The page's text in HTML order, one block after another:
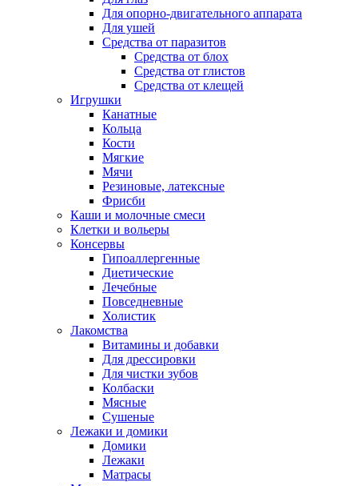
Для опорно-двигательного аппарата
Для ушей
Средства от паразитов
Средства от блох
Средства от глистов
Средства от клещей
Игрушки
Канатные
Кольца
Кости
Мягкие
Мячи
Резиновые, латексные
Фрисби
Каши и молочные смеси
Клетки и вольеры
Консервы
Гипоаллергенные
Диетические
Лечебные
Повседневные
Холистик
Лакомства
Витамины и добавки
Для дрессировки
Для чистки зубов
Колбаски
Мясные
Сушеные
Лежаки и домики
Домики
Лежаки
Матрасы